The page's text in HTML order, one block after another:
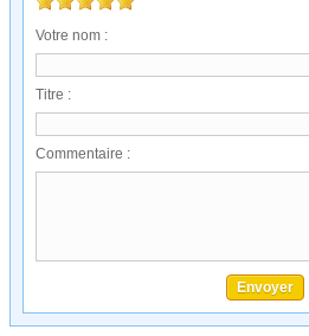
Votre nom :
Titre :
Commentaire :